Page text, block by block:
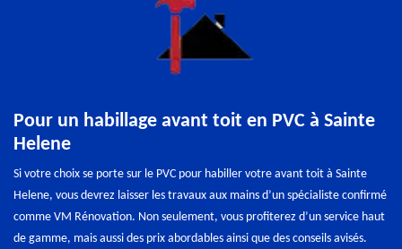
Pour un habillage avant toit en PVC à Sainte
Helene
Si votre choix se porte sur le PVC pour habiller votre avant toit à Sainte
Helene, vous devrez laisser les travaux aux mains d’un spécialiste confirmé
comme VM Rénovation. Non seulement, vous profiterez d’un service haut
de gamme, mais aussi des prix abordables ainsi que des conseils avisés.